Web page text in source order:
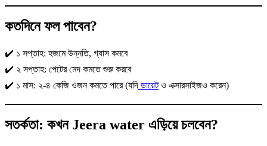
কতদিনে ফল পাবেন?
✔️ ১ সপ্তাহ: হজমে উন্নতি, গ্যাস কমবে
✔️ ২ সপ্তাহ: পেটের মেদ কমতে শুরু করবে
✔️ ১ মাস: ২-৪ কেজি ওজন কমতে পারে (যদি ডায়েটও এক্সারসাইজও করেন)
সতর্কতা: কখন Jeera water এড়িয়ে চলবেন?